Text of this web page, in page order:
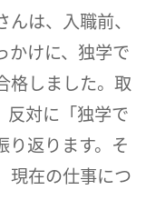
は、入職前、
かけに、独学で
格しました。取
反対に「独学で
り返ります。そ
現在の仕事につ